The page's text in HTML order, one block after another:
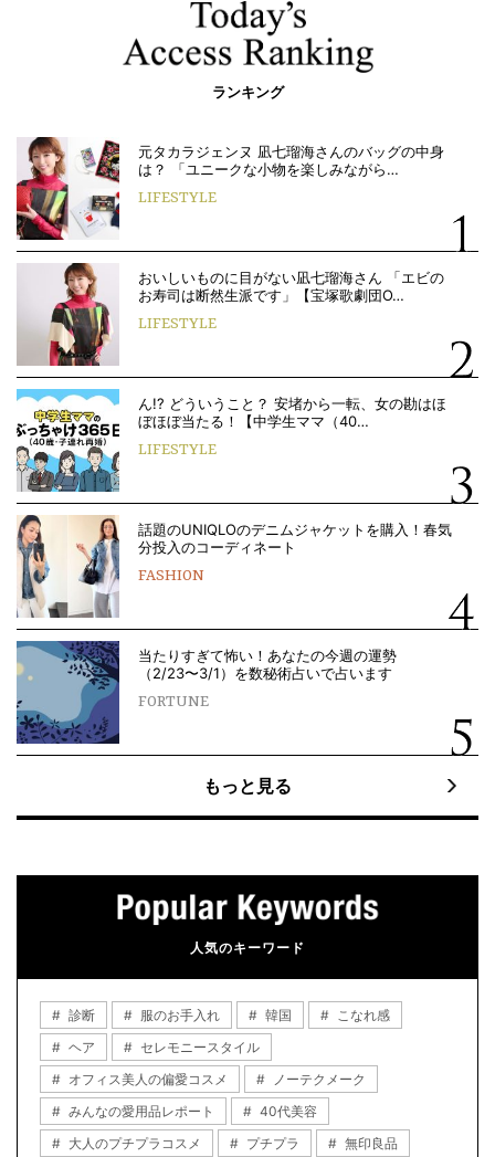
ランキング
元タカラジェンヌ 凪七瑠海さんのバッグの中身
は？ 「ユニークな小物を楽しみながら…
LIFESTYLE
おいしいものに目がない凪七瑠海さん 「エビの
お寿司は断然生派です」【宝塚歌劇団O…
LIFESTYLE
ん!? どういうこと？ 安堵から一転、女の勘はほ
ぼほぼ当たる！【中学生ママ（40…
LIFESTYLE
話題のUNIQLOのデニムジャケットを購入！春気
分投入のコーディネート
FASHION
当たりすぎて怖い！あなたの今週の運勢
（2/23〜3/1）を数秘術占いで占います
FORTUNE
もっと見る
人気のキーワード
診断 服のお手入れ 韓国
こなれ感
ヘア
セレモニースタイル
オフィス美人の偏愛コスメ
ノーテクメーク
みんなの愛用品レポート
40代美容
大人のプチプラコスメ
プチプラ
無印良品